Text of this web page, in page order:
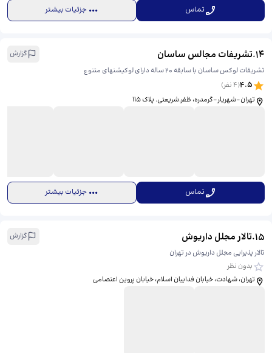
تماس جزئیات بیشتر
14
.تشریفات مجالس ساسان
گزارش
تشریفات لوکس ساسان با سابقه ۲۰ ساله دارای لوکیشنهای متنوع
4.5
(
4نفر)
تهران-شهریار-گرمدره، ​ظفر.شریعتی. پلاک ۱۱۵
تماس جزئیات بیشتر
15
.تالار مجلل داریوش
گزارش
تالار پذیرایی مجلل داریوش در تهران
بدون نظر
تهران، شهادت، خیابان فداییان اسلام، خیابان پروین اعتصامی